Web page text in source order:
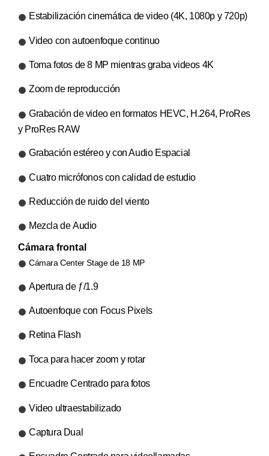
Estabilización cinemática de video (4K, 1080p y 720p)
Video con autoenfoque continuo
Toma fotos de 8 MP mientras graba videos 4K
Zoom de reproducción
Grabación de video en formatos HEVC, H.264, ProRes
y ProRes RAW
Grabación estéreo y con Audio Espacial
Cuatro micrófonos con calidad de estudio
Reducción de ruido del viento
Mezcla de Audio
Cámara frontal
Cámara Center Stage de 18 MP
Apertura de ƒ/1.9
Autoenfoque con Focus Pixels
Retina Flash
Toca para hacer zoom y rotar
Encuadre Centrado para fotos
Video ultraestabilizado
Captura Dual